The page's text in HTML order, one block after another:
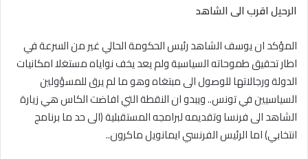
الرحيل اقرب الى الشاهد
المؤكد ان يوسف الشاهد رئيس الحكومة الحالي غير من السرعة في
اطار تحقيق طموحاته السياسية ولم يعد يخف نواياه مستغلا امكانيات
الدولة ورجالاتها للوصول الى مبتغاه وهو ما لم يرق للمسؤولين
السياسيين في تونس.. ويبدو ان النقطة التي افاضت الكاس هي زيارة
الشاهد الى فرنسا وتقديمه لبرامجه المستقبلية (الى حد ما برنامج
انتخابي) اما الرئيس الفرنسي ايمانويل ماكرون..